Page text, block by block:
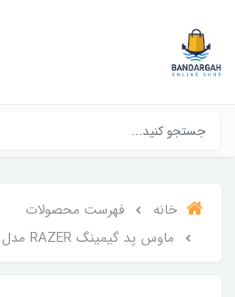
خانه
فهرست محصولات
ماوس پد گیمینگ RAZER مدل INVICTA